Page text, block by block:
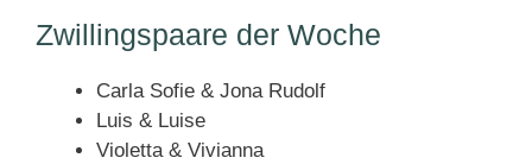
Zwillingspaare der Woche
Carla Sofie & Jona Rudolf
Luis & Luise
Violetta & Vivianna